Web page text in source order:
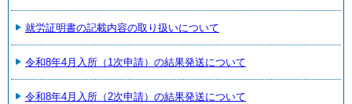
就労証明書の記載内容の取り扱いについて
令和8年4月入所（1次申請）の結果発送について
令和8年4月入所（2次申請）の結果発送について